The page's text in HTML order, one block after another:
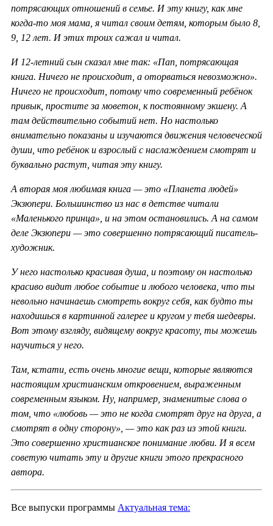
потрясающих отношений в семье. И эту книгу, как мне
когда-то моя мама, я читал своим детям, которым было 8,
9, 12 лет. И этих троих сажал и читал.
И 12-летний сын сказал мне так: «Пап, потрясающая
книга. Ничего не происходит, а оторваться невозможно».
Ничего не происходит, потому что современный ребёнок
привык, простите за моветон, к постоянному экшену. А
там действительно событий нет. Но настолько
внимательно показаны и изучаются движения человеческой
души, что ребёнок и взрослый с наслаждением смотрят и
буквально растут, читая эту книгу.
А вторая моя любимая книга — это «Планета людей»
Экзюпери. Большинство из нас в детстве читали
«Маленького принца», и на этом остановились. А на самом
деле Экзюпери — это совершенно потрясающий писатель-
художник.
У него настолько красивая душа, и поэтому он настолько
красиво видит любое событие и любого человека, что ты
невольно начинаешь смотреть вокруг себя, как будто ты
находишься в картинной галерее и кругом у тебя шедевры.
Вот этому взгляду, видящему вокруг красоту, ты можешь
научиться у него.
Там, кстати, есть очень многие вещи, которые являются
настоящим христианским откровением, выраженным
современным языком. Ну, например, знаменитые слова о
том, что «любовь — это не когда смотрят друг на друга, а
смотрят в одну сторону», — это как раз из этой книги.
Это совершенно христианское понимание любви. И я всем
советую читать эту и другие книги этого прекрасного
автора.
Все выпуски программы Актуальная тема: